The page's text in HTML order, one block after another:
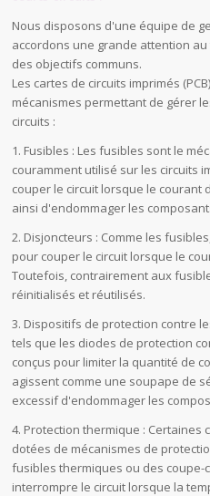
Nous disposons d'une équipe de
accordons une grande attention
des objectifs communs.
Les cartes de circuits imprimés
mécanismes permettant de gérer
circuits :
1. Fusibles : Les fusibles sont le
couramment utilisé sur les circuits
couper le circuit lorsque le courant
ainsi d'endommager les
2. Disjoncteurs : Comme les
pour couper le circuit lorsque le
Toutefois, contrairement aux
réinitialisés et réutilisés.
3. Dispositifs de protection contre
tels que les diodes de protection
conçus pour limiter la quantité de
agissent comme une soupape de
excessif d'endommager les
4. Protection thermique : Certaines
dotées de mécanismes de
fusibles thermiques ou des coupe-
interrompre le circuit lorsque la